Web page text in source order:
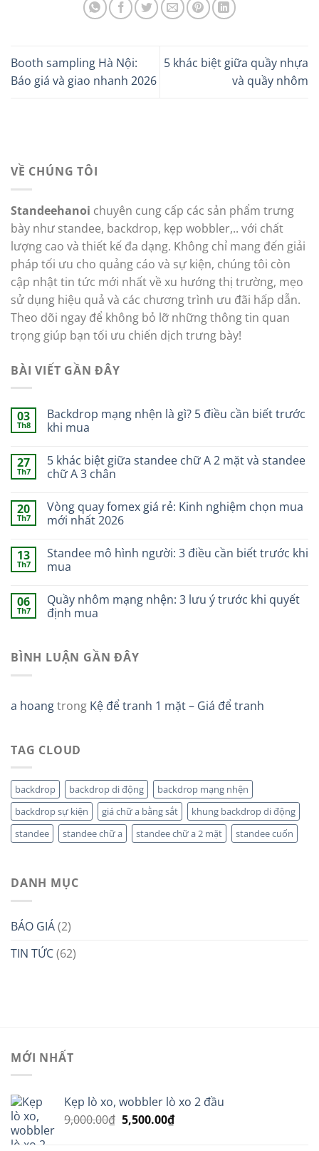
Booth sampling Hà Nội:
Báo giá và giao nhanh 2026
5 khác biệt giữa quầy nhựa
và quầy nhôm
VỀ CHÚNG TÔI
Standeehanoi chuyên cung cấp các sản phẩm trưng
bày như standee, backdrop, kẹp wobbler,.. với chất
lượng cao và thiết kế đa dạng. Không chỉ mang đến giải
pháp tối ưu cho quảng cáo và sự kiện, chúng tôi còn
cập nhật tin tức mới nhất về xu hướng thị trường, mẹo
sử dụng hiệu quả và các chương trình ưu đãi hấp dẫn.
Theo dõi ngay để không bỏ lỡ những thông tin quan
trọng giúp bạn tối ưu chiến dịch trưng bày!
BÀI VIẾT GẦN ĐÂY
03
Th8
Backdrop mạng nhện là gì? 5 điều cần biết trước
khi mua
27
Th7
5 khác biệt giữa standee chữ A 2 mặt và standee
chữ A 3 chân
20
Th7
Vòng quay fomex giá rẻ: Kinh nghiệm chọn mua
mới nhất 2026
13
Th7
Standee mô hình người: 3 điều cần biết trước khi
mua
06
Th7
Quầy nhôm mạng nhện: 3 lưu ý trước khi quyết
định mua
BÌNH LUẬN GẦN ĐÂY
a hoangtrong Kệ để tranh 1 mặt – Giá để tranh
TAG CLOUD
backdrop backdrop di động
backdrop mạng nhện
backdrop sự kiện
giá chữ a bằng sắt
khung backdrop di động
standee
standee chữ a standee chữ a 2 mặt standee cuốn
DANH MỤC
BÁO GIÁ(2)
TIN TỨC(62)
MỚI NHẤT
Kẹp lò xo, wobbler lò xo 2 đầu
9,000.00₫ Giá
5,500.00₫Giá